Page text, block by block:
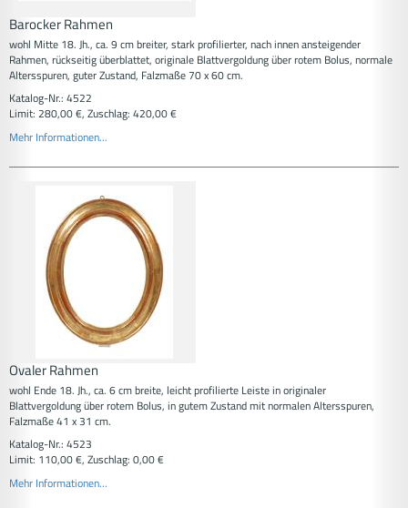
Barocker Rahmen
wohl Mitte 18. Jh., ca. 9 cm breiter, stark profilierter, nach innen ansteigender
Rahmen, rückseitig überblattet, originale Blattvergoldung über rotem Bolus, normale
Altersspuren, guter Zustand, Falzmaße 70 x 60 cm.
Katalog-Nr.: 4522
Limit: 280,00 €, Zuschlag: 420,00 €
Mehr Informationen...
Ovaler Rahmen
wohl Ende 18. Jh., ca. 6 cm breite, leicht profilierte Leiste in originaler
Blattvergoldung über rotem Bolus, in gutem Zustand mit normalen Altersspuren,
Falzmaße 41 x 31 cm.
Katalog-Nr.: 4523
Limit: 110,00 €, Zuschlag: 0,00 €
Mehr Informationen...